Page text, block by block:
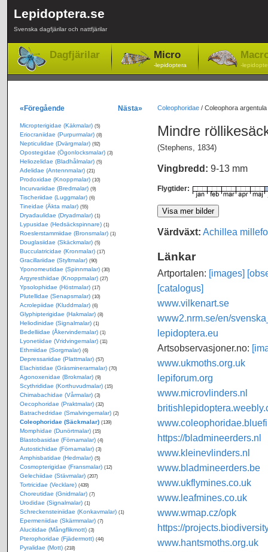
Lepidoptera.se
Svenska dagfjärilar och nattfjärilar
Dagfjärilar Micro
-lepidoptera -
Coleophoridae/ Coleophora
Mindre
(Stephens, 1834)
Vingbredd: 9-13 mm
Flygtider:
Värdväxt: Achillea
Länkar
Artportalen: [images]
[catalogus]
www.vilkenart.se
www2.nrm.se/en/
lepidoptera.eu
Artsobservasjoner.no:
www.ukmoths.org.uk
lepiforum.org
www.microvlinders.nl
https://bladmineerders.nl
www.kleinevlinders.nl
www.bladmineerders.be
www.ukflymines.co.uk
www.leafmines.co.uk
www.wmap.cz/opk
https://
www.hantsmoths.org.uk
«Föregående Nästa»
Micropterigidae (Käkmalar) (5)
Eriocraniidae (Purpurmalar) (8)
Nepticulidae (Dvärgmalar) (92)
Opostegidae (Ögonlocksmalar) (3)
Heliozelidae (Bladhålmalar) (5)
Adelidae (Antennmalar) (21)
Prodoxidae (Knoppmalar) (10)
Incurvariidae (Bredmalar) (9)
Tischeriidae (Luggmalar) (6)
Tineidae (Äkta malar) (55)
Dryadaulidae (Dryadmalar) (1)
Lypusidae (Hedsäckspinnare) (1)
Roeslerstammiidae (Bronsmalar) (1)
Douglasiidae (Skäckmalar) (5)
Bucculatricidae (Kronmalar) (17)
Gracillariidae (Styltmalar) (90)
Yponomeutidae (Spinnmalar) (30)
Argyresthiidae (Knoppmalar) (27)
Ypsolophidae (Höstmalar) (17)
Plutellidae (Senapsmalar) (10)
Acrolepiidae (Kluddmalar) (6)
Glyphipterigidae (Hakmalar) (8)
Heliodinidae (Signalmalar) (1)
Bedelliidae (Åkervindemalar) (1)
Lyonetiidae (Vridvingemalar) (11)
Ethmiidae (Sorgmalar) (6)
Depressariidae (Plattmalar) (57)
Elachistidae (Gräsminerarmalar) (70)
Agonoxenidae (Brokmalar) (9)
Scythrididae (Korthuvudmalar) (15)
Chimabachidae (Vårmalar) (3)
Oecophoridae (Praktmalar) (32)
Batrachedridae (Smalvingemalar) (2)
Coleophoridae (Säckmalar) (139)
Momphidae (Dunörtmalar) (15)
Blastobasidae (Förnamalar) (4)
Autostichidae (Förnamalar) (3)
Amphisbatidae (Hedmalar) (5)
Cosmopterigidae (Fransmalar) (12)
Gelechiidae (Stävmalar) (207)
Tortricidae (Vecklare) (439)
Choreutidae (Gnidmalar) (7)
Urodidae (Signalmalar) (1)
Schreckensteiniidae (Konkavmalar) (1)
Epermeniidae (Skärmmalar) (7)
Alucitidae (Mångflikmott) (3)
Pterophoridae (Fjädermott) (44)
Pyralidae (Mott) (218)